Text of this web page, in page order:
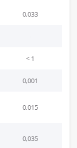
0,033
-
< 1
0,001
0,015
0,035